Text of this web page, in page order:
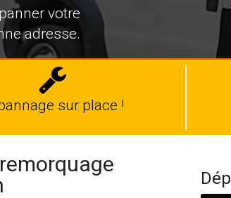
votre
adresse.
Dépannage
auto
sur place !